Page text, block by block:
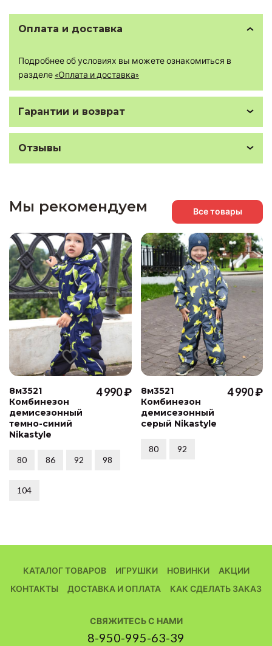
Оплата и доставка
Подробнее об условиях вы можете ознакомиться в
разделе «Оплата и доставка»
Гарантии и возврат
Отзывы
Мы рекомендуем Все товары
8м3521
Комбинезон
демисезонный
темно-синий
Nikastyle
4 990 ₽
80 86 92 98
104
8м3521
Комбинезон
демисезонный
серый Nikastyle
4 990 ₽
80 92
КАТАЛОГ ТОВАРОВ ИГРУШКИ НОВИНКИ
АКЦИИ
КОНТАКТЫ
ДОСТАВКА И ОПЛАТА КАК СДЕЛАТЬ ЗАКАЗ
СВЯЖИТЕСЬ С НАМИ
8-950-995-63-39